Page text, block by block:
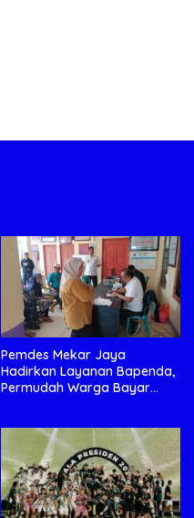
Pemdes Mekar Jaya
Hadirkan Layanan Bapenda,
Permudah Warga Bayar